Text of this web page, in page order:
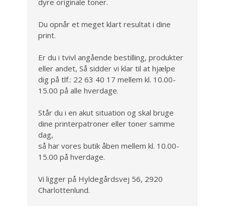
Du opnår et meget klart resultat i dine
print.
Er du i tvivl angående bestilling, produkter
eller andet, Så sidder vi klar til at hjælpe
dig på tlf.: 22 63 40 17 mellem kl. 10.00-
15.00 på alle hverdage.
Står du i en akut situation og skal bruge
dine printerpatroner eller toner samme
dag,
så har vores butik åben mellem kl. 10.00-
15.00 på hverdage.
Vi ligger på Hyldegårdsvej 56, 2920
Charlottenlund.